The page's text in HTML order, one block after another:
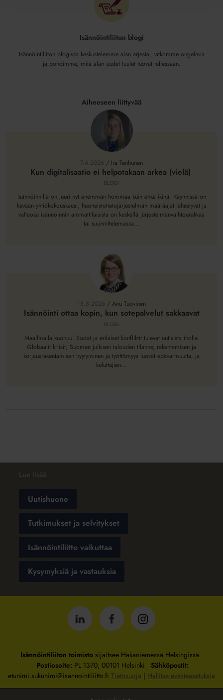
Isännöintiliiton blogi
Isännöintiliiton blogissa keskustelemme alan arjesta, ratkomme ongelmia
ja pohdimme, mitä alan uudet tuulet tuovat tullessaan.
Aiheeseen liittyvää
helpotakaan
(vielä)
7.4.2026 / Ira Tenhunen
Kun digitalisaatio ei helpotakaan arkea (vielä)
BLOGI
Isännöinnillä on juuri nyt enemmän hommaa kuin ehkä ikinä. Käynnissä on
kevään yhtiökokouskausi, huoneistotietojärjestelmän määräajat lähestyvät ja
valtaosa isännöinnin ammattilaisista on keskellä järjestelmänvaihtourakkaa
tai suunnittelemassa...
18.3.2026 / Anu Tuovinen
Isännöinti ottaa kopin, kun sotepalvelut sakkaavat
BLOGI
Maailmalla kuohuu. Sodat ja erilaiset konfliktit tulevat uutisista iholle.
Globaalit kriisit, Suomen julkisen talouden tilanne, rakentamisen ja
korjausrakentamisen hyytyminen ja työttömyys luovat epävarmuutta, ja
kuluttajien...
Uutishuone
Tutkimukset ja selvitykset
Isännöintiliitto vaikuttaa
Kysymyksiä ja vastauksia
Isännöintiliitto
LinkedInissä
Isännöintiliitto
Facebookissa
Isännöintiliitto
Instagrammissa
Isännöintiliiton toimistosijaitsee Hakaniemessä Helsingissä.
Postiosoite: PL 1370, 00101 Helsinki Sähköpostit:
etunimi.sukunimi@isannointiliitto.fi Tietosuoja | Hallitse evästeasetuksia